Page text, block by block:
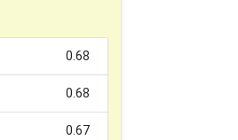
0.68
0.68
0.67